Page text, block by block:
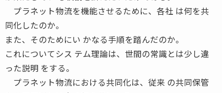
プラネット物流を機能させるために、各社 は何を共
同化したのか。
また、そのためにい かなる手順を踏んだのか。
これについてシス テム理論は、世間の常識とは少し違
った説明 をする。
プラネット物流における共同化は、従来 の共同保管